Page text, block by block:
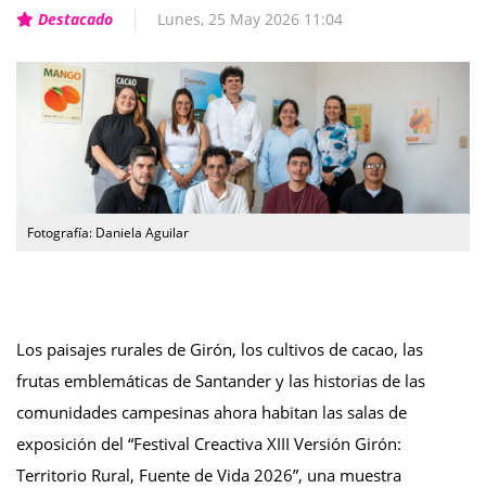
Destacado Lunes, 25 May 2026 11:04
Fotografía: Daniela Aguilar
Los paisajes rurales de Girón, los cultivos de cacao, las
frutas emblemáticas de Santander y las historias de las
comunidades campesinas ahora habitan las salas de
exposición del “Festival Creactiva XIII Versión Girón:
Territorio Rural, Fuente de Vida 2026”, una muestra